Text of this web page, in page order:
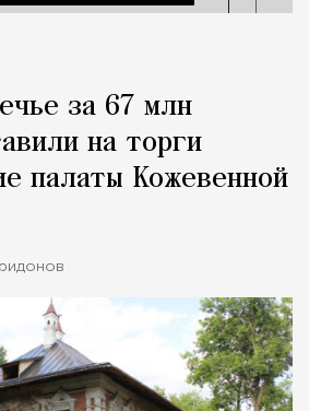
за 67 млн
на торги
палаты Кожевенной